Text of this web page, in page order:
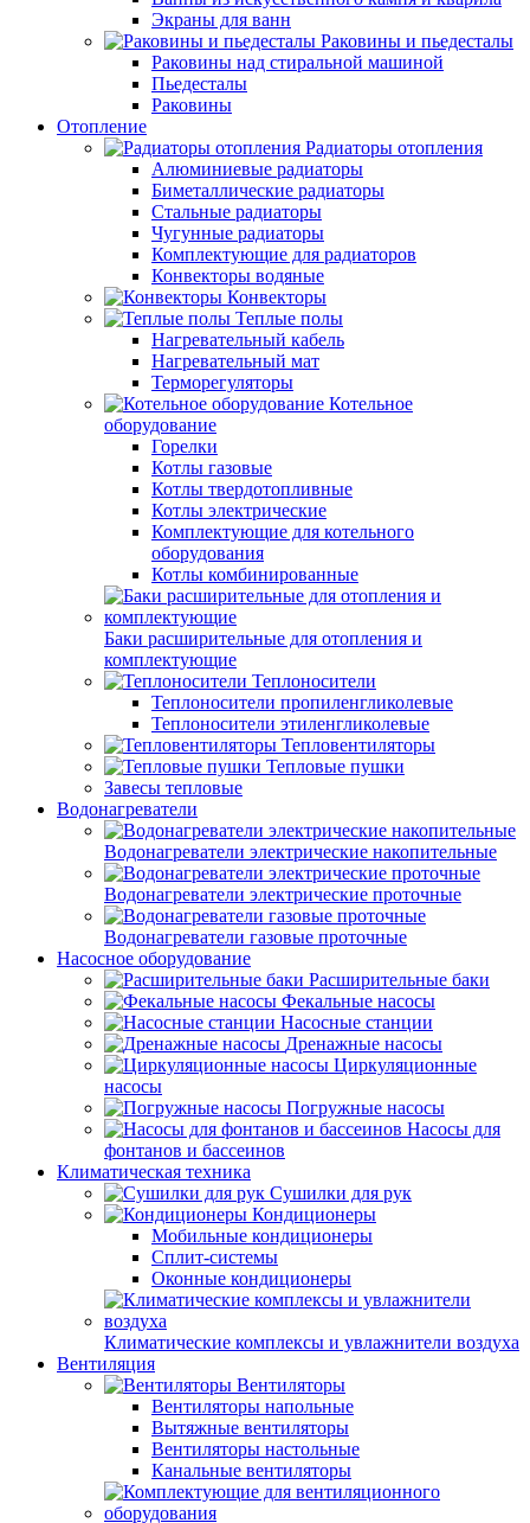
Экраны для ванн
Раковины и пьедесталы
Раковины над стиральной машиной
Пьедесталы
Раковины
Отопление
Радиаторы отопления
Алюминиевые радиаторы
Биметаллические радиаторы
Стальные радиаторы
Чугунные радиаторы
Комплектующие для радиаторов
Конвекторы водяные
Конвекторы
Теплые полы
Нагревательный кабель
Нагревательный мат
Терморегуляторы
Котельное
оборудование
Горелки
Котлы газовые
Котлы твердотопливные
Котлы электрические
Комплектующие для котельного
оборудования
Котлы комбинированные
Баки расширительные для отопления и
комплектующие
Теплоносители
Теплоносители пропиленгликолевые
Теплоносители этиленгликолевые
Тепловентиляторы
Тепловые пушки
Завесы тепловые
Водонагреватели
Водонагреватели электрические накопительные
Водонагреватели электрические проточные
Водонагреватели газовые проточные
Насосное оборудование
Расширительные баки
Фекальные насосы
Насосные станции
Дренажные насосы
Циркуляционные
насосы
Погружные насосы
Насосы для
фонтанов и бассеинов
Климатическая техника
Сушилки для рук
Кондиционеры
Мобильные кондиционеры
Сплит-системы
Оконные кондиционеры
Климатические комплексы и увлажнители воздуха
Вентиляция
Вентиляторы
Вентиляторы напольные
Вытяжные вентиляторы
Вентиляторы настольные
Канальные вентиляторы